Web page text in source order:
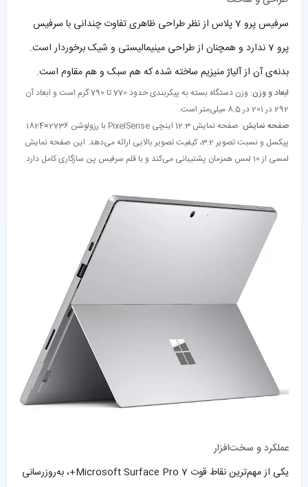
سرفیس پرو 7 پلاس از نظر طراحی ظاهری تفاوت چندانی با سرفیس
پرو 7 ندارد و همچنان از طراحی مینیمالیستی و شیک برخوردار است.
بدنه‌ی آن از آلیاژ منیزیم ساخته شده که هم سبک و هم مقاوم است.
ابعاد و وزن
: وزن دستگاه بسته به پیکربندی حدود 770 تا 790 گرم است و ابعاد آن
292 در 201 در 8.5 میلی‌متر است.
صفحه نمایش
: صفحه نمایش 12.3 اینچی PixelSense با رزولوشن 2736×1824
پیکسل و نسبت تصویر 3:2، کیفیت تصویر بالایی ارائه می‌دهد. این صفحه نمایش
لمسی از 10 لمس همزمان پشتیبانی می‌کند و با قلم سرفیس پن سازگاری کامل دارد.
عملکرد و سخت‌افزار
یکی از مهم‌ترین نقاط قوت Microsoft Surface Pro 7+، به‌روزرسانی